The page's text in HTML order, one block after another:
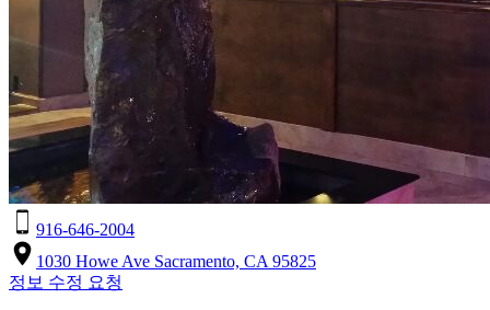
916-646-2004
1030 Howe Ave Sacramento, CA 95825
정보 수정 요청